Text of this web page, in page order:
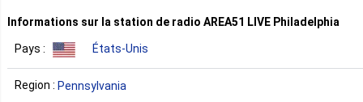
Informations sur la station de radio AREA51 LIVE Philadelphia
Pays : États-Unis
Region : Pennsylvania